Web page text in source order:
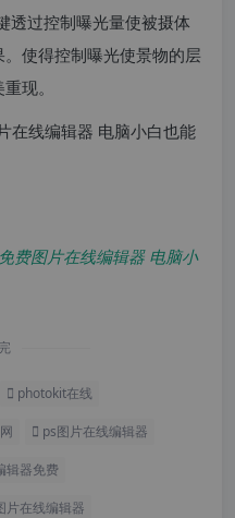
透过控制曝光量使被摄体
使得控制曝光使景物的层
现。
费图片在线编辑器 电脑小
photokit在线
ps图片在线编辑器
辑器免费
片在线编辑器